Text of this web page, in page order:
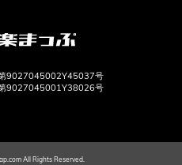
9027045002Y45037号
9027045001Y38026号
All Rights Reserved.